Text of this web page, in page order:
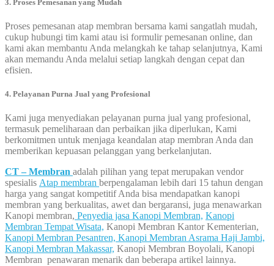
3. Proses Pemesanan yang Mudah
Proses pemesanan atap membran bersama kami sangatlah mudah,
cukup hubungi tim kami atau isi formulir pemesanan online, dan
kami akan membantu Anda melangkah ke tahap selanjutnya, Kami
akan memandu Anda melalui setiap langkah dengan cepat dan
efisien.
4. Pelayanan Purna Jual yang Profesional
Kami juga menyediakan pelayanan purna jual yang profesional,
termasuk pemeliharaan dan perbaikan jika diperlukan, Kami
berkomitmen untuk menjaga keandalan atap membran Anda dan
memberikan kepuasan pelanggan yang berkelanjutan.
CT – Membran adalah pilihan yang tepat merupakan vendor
spesialis Atap membran berpengalaman lebih dari 15 tahun dengan
harga yang sangat kompetitif Anda bisa mendapatkan kanopi
membran yang berkualitas, awet dan bergaransi, juga menawarkan
Kanopi membran, Penyedia jasa Kanopi Membran, Kanopi
Membran Tempat Wisata, Kanopi Membran Kantor Kementerian,
Kanopi Membran Pesantren, Kanopi Membran Asrama Haji Jambi,
Kanopi Membran Makassar, Kanopi Membran Boyolali, Kanopi
Membran penawaran menarik dan beberapa artikel lainnya.